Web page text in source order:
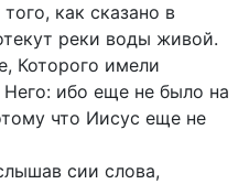
как сказано в
реки воды живой.
Которого имели
ибо еще не было на
что Иисус еще не
сии слова,